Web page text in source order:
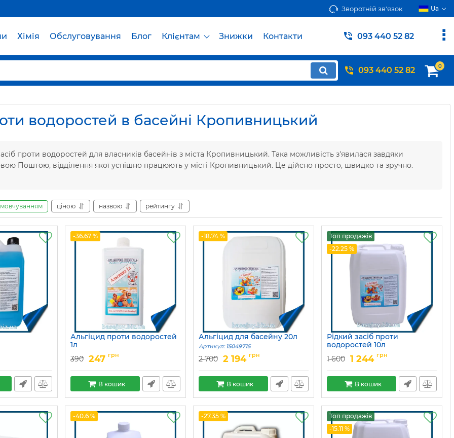
Зворотній зв'язок Ua
Хімія Обслуговування Блог Клієнтам Знижки Контакти 093 440 52 82
093 440 52 82 0
водоростей в басейні Кропивницький
проти водоростей для власників басейнів з міста Кропивницький. Така можливість з'явилася завдяки
Поштою, відділення якої успішно працюють у місті Кропивницький. Це дійсно просто, швидко та зручно.
ціною назвою рейтингу
-36.67 %
Альгіцид проти водоростей
1л
Артикул: 15049718
390 247 грн
В кошик
-18.74 %
Альгіцид для басейну 20л
Артикул: 15049715
2 700 2 194 грн
В кошик
Топ продажів
-22.25 %
Рідкий засіб проти
водоростей 10л
Артикул: 15049716
1 600 1 244 грн
В кошик
-40.6 % -27.35 %
Топ продажів
-15.11 %